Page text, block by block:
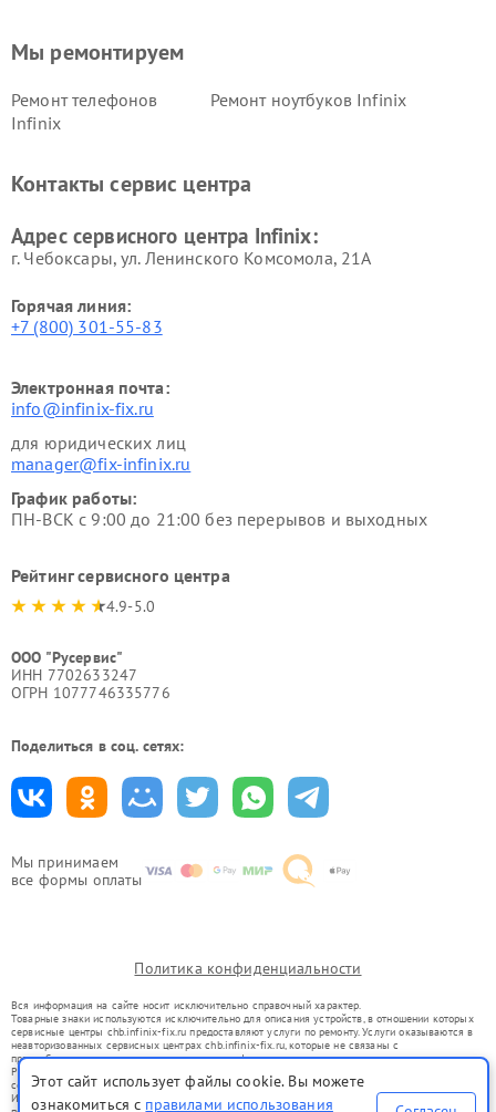
Мы принимаем
все формы оплаты
Мы ремонтируем
Ремонт телефонов
Infinix
Ремонт ноутбуков Infinix
Контакты сервис центра
Адрес сервисного центра Infinix:
г. Чебоксары, ул. Ленинского Комсомола, 21А
Горячая линия:
+7 (800) 301-55-83
Электронная почта:
info@infinix-fix.ru
для юридических лиц
manager@fix-infinix.ru
График работы:
ПН-ВСК с 9:00 до 21:00 без перерывов и выходных
Рейтинг сервисного центра
4.9-5.0
ООО "Русервис"
ИНН 7702633247
ОГРН 1077746335776
Поделиться в соц. сетях:
Политика конфиденциальности
Вся информация на сайте носит исключительно справочный характер.
Товарные знаки используются исключительно для описания устройств, в отношении которых
сервисные центры chb.infinix-fix.ru предоставляют услуги по ремонту. Услуги оказываются в
неавторизованных сервисных центрах chb.infinix-fix.ru, которые не связаны с
правообладателями товарных знаков или их официальными представителями.
Ремонт осуществляется для устройств, уже введенных в гражданский оборот в соответствии
со статьей 1487 ГК РФ.
Использование товарных знаков не преследует цели индивидуализации услуг или введения
Этот сайт использует файлы cookie. Вы можете
ознакомиться с правилами использования